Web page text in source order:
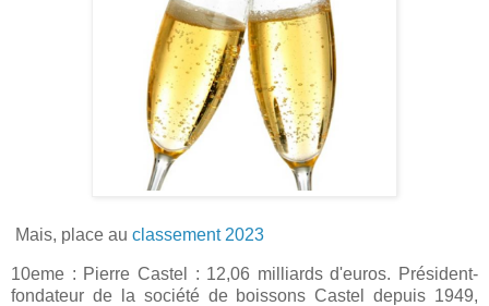
Mais, place au classement 2023
10eme : Pierre Castel : 12,06 milliards d'euros. Président-
fondateur de la société de boissons Castel depuis 1949,